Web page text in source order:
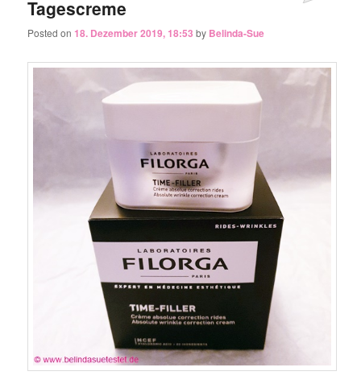
Tagescreme
Posted on18. Dezember 2019, 18:53 by Belinda-Sue